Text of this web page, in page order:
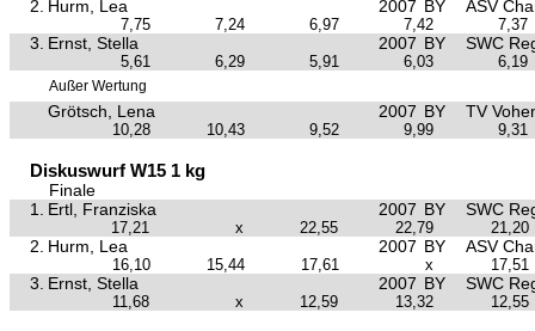
2. Hurm, Lea 2007 BY ASV
7,75 7,24 6,97 7,42 7,37
3. Ernst, Stella 2007 BY SWC
5,61 6,29 5,91 6,03 6,19
Außer Wertung
Grötsch, Lena 2007 BY TV
10,28 10,43 9,52 9,99 9,31
Diskuswurf W15 1 kg
Finale
1.
Ertl, Franziska 2007 BY SWC
17,21 x 22,55 22,79 21,20
2. Hurm, Lea 2007 BY ASV
16,10 15,44 17,61 x 17,51
3. Ernst, Stella 2007 BY SWC
11,68 x 12,59 13,32 12,55